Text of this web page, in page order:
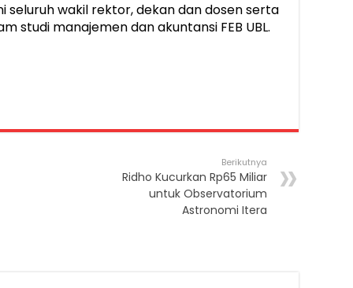
seluruh wakil rektor, dekan dan dosen serta
studi manajemen dan akuntansi FEB UBL.
Berikutnya
Ridho Kucurkan Rp65 Miliar
untuk Observatorium
Astronomi Itera